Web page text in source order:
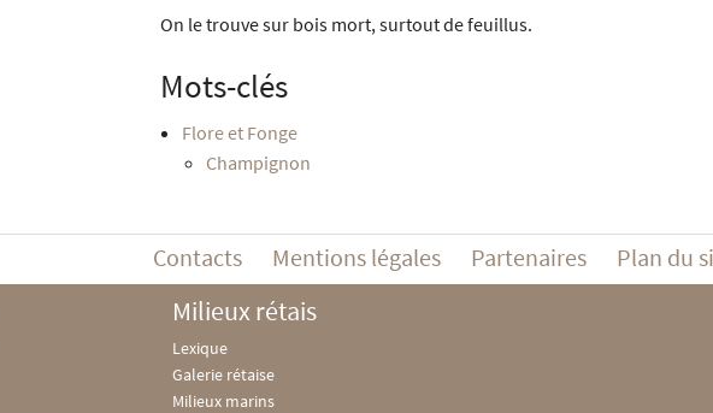
On le trouve sur bois mort, surtout de feuillus.
Mots-clés
Flore et Fonge
Champignon
Contacts Mentions légales Partenaires Plan du
Milieux rétais
Lexique
Galerie rétaise
Milieux marins